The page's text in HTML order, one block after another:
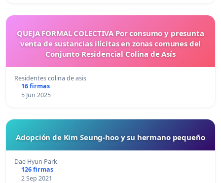
QUEJA FORMAL COLECTIVA Por consumo y presunta
venta de sustancias ilícitas en zonas comunes del
Conjunto Residencial Colina de Asís
Residentes colina de asis
16 firmas
5 Jun 2025
Adopción de Kim Seung-hoo y su hermano pequeño
Dae Hyun Park
126 firmas
2 Sep 2021